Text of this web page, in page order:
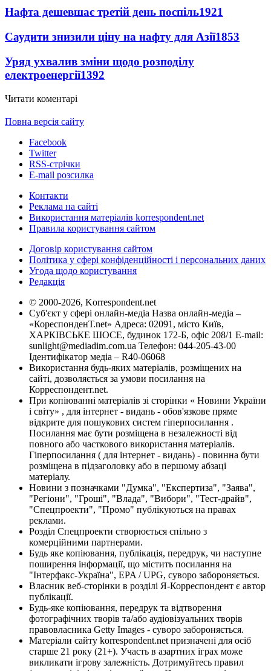
Нафта дешевшає третій день поспіль1921
Саудити знизили ціну на нафту для Азії1853
Уряд ухвалив зміни щодо розподілу
електроенергії1392
Читати коментарі
Повна версія сайту
Facebook
Twitter
RSS-стрічки
E-mail розсилка
Контакти
Реклама на сайті
Використання матеріалів korrespondent.net
Правила користування сайтом
Договір користування сайтом
Політика у сфері конфіденційності і персональних даних
Угода щодо користування
Редакція
© 2000-2026, Korrespondent.net
Суб'єкт у сфері онлайн-медіа Назва онлайн-медіа –
«КореспонденТ.net» Адреса: 02091, місто Київ,
ХАРКІВСЬКЕ ШОСЕ, будинок 172-Б, офіс 208/1 E-mail:
sunlight@mediadim.com.ua Телефон: 044-205-43-00
Ідентифікатор медіа – R40-06068
Використання будь-яких матеріалів, розміщених на
сайті, дозволяється за умови посилання на
Корреспондент.net.
При копіюванні матеріалів зі сторінки « Новини України
і світу» , для інтернет - видань - обов'язкове пряме
відкрите для пошукових систем гіперпосилання .
Посилання має бути розміщена в незалежності від
повного або часткового використання матеріалів.
Гіперпосилання ( для інтернет - видань) - повинна бути
розміщена в підзаголовку або в першому абзаці
матеріалу.
Новини з позначками "Думка", "Експертиза", "Заява",
"Регіони", "Гроші", "Влада", "Вибори", "Тест-драйв",
"Спецпроекти", "Промо" публікуються на правах
реклами.
Розділ Спецпроекти створюється спільно з
комерційними партнерами.
Будь яке копіювання, публікація, передрук, чи наступне
поширення інформації, що містить посилання на
"Інтерфакс-Україна", EPA / UPG, суворо забороняється.
Власник веб-сторінки в розділі Я-Корреспондент є автор
публікації.
Будь-яке копіювання, передрук та відтворення
фотографічних творів та/або аудіовізуальних творів
правовласника Getty Images - суворо забороняється.
Матеріали сайту korrespondent.net призначені для осіб
старше 21 року (21+). Участь в азартних іграх може
викликати ігрову залежність. Дотримуйтесь правил